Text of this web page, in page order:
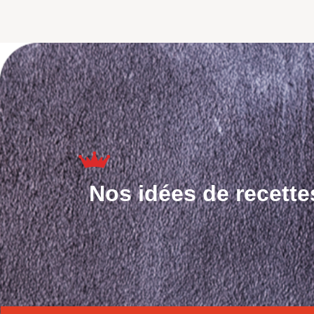
Nos idées de